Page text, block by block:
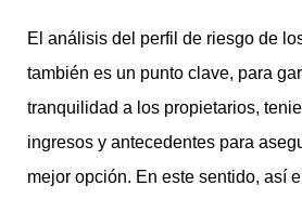
El análisis del perfil de riesgo de
también es un punto clave, para
tranquilidad a los propietarios,
ingresos y antecedentes para
mejor opción. En este sentido, así